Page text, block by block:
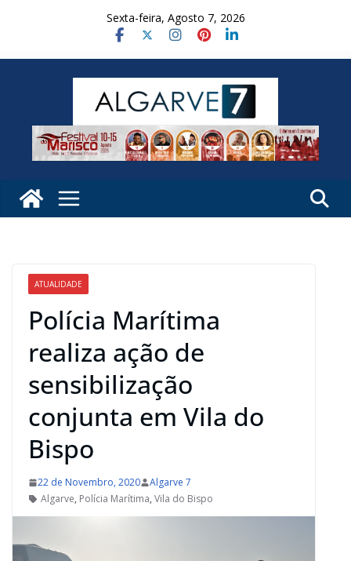
Sexta-feira, Agosto 7, 2026
ATUALIDADE
Polícia Marítima
realiza ação de
sensibilização
conjunta em Vila do
Bispo
22 de Novembro, 2020
Algarve 7
Algarve, Polícia Marítima, Vila do Bispo